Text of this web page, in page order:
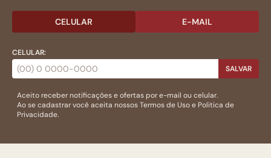
CELULAR E-MAIL
CELULAR:
SALVAR
Aceito receber notificações e ofertas por e-mail ou celular.
Ao se cadastrar você aceita nossosTermos de Usoe Politica de
Privacidade.